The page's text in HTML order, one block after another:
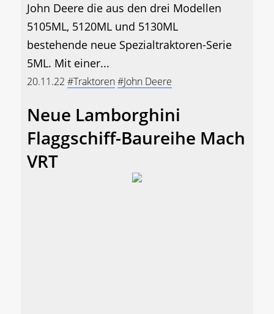
John Deere die aus den drei Modellen
5105ML, 5120ML und 5130ML
bestehende neue Spezialtraktoren-Serie
5ML. Mit einer...
20.11.22 #Traktoren#John Deere
Neue Lamborghini
Flaggschiff-Baureihe Mach
VRT